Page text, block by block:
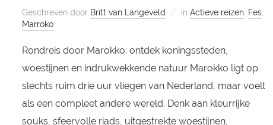
Geschreven door Britt van Langeveld in Actieve reizen, Fes,
Marroko
Rondreis door Marokko: ontdek koningssteden,
woestijnen en indrukwekkende natuur Marokko ligt op
slechts ruim drie uur vliegen van Nederland, maar voelt
als een compleet andere wereld. Denk aan kleurrijke
souks, sfeervolle riads, uitgestrekte woestijnen,